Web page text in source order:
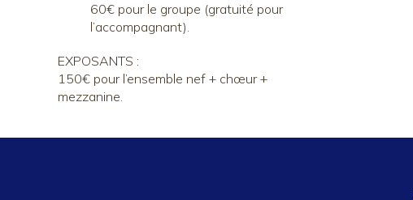
60€ pour le groupe (gratuité pour
l’accompagnant).
EXPOSANTS :
150€ pour l’ensemble nef + chœur +
mezzanine.